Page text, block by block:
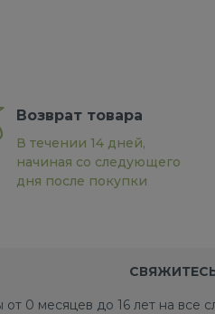
Возврат товара
В течении 14 дней,
начиная со следующего
дня после покупки
0 месяцев до 16 лет на